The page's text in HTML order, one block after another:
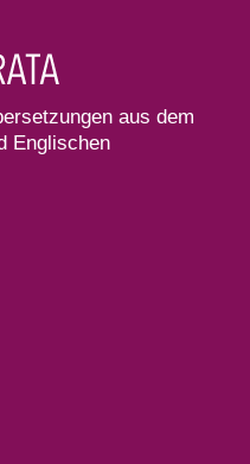
aus dem
Englischen